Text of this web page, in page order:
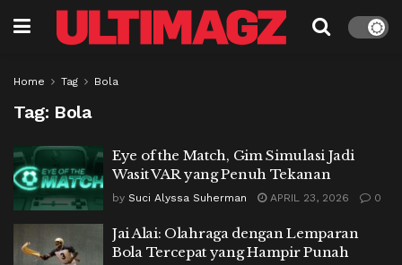
Home Tag Bola
Tag: Bola
Eye of the Match, Gim Simulasi Jadi
Wasit VAR yang Penuh Tekanan
by Suci Alyssa Suherman APRIL 23, 2026 0
Jai Alai: Olahraga dengan Lemparan
Bola Tercepat yang Hampir Punah